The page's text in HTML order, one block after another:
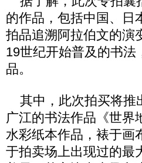
的作品，包括中国、日
拍品追溯阿拉伯文的演
19世纪开始普及的书
品。
其中，此次拍买将推
广江的书法作品《世界
水彩纸本作品，裱于画
于拍卖场上出现过的最